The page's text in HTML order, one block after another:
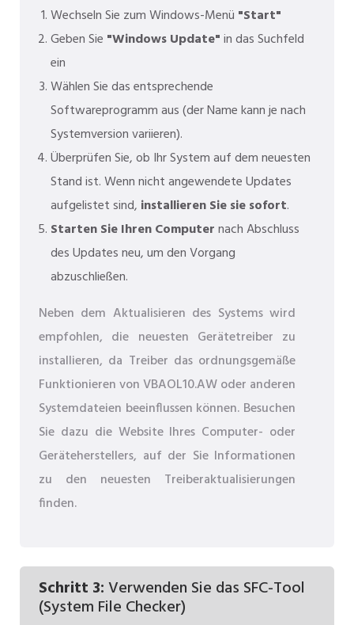
Wechseln Sie zum Windows-Menü "Start"
Geben Sie "Windows Update"in das Suchfeld
ein
Wählen Sie das entsprechende
Softwareprogramm aus (der Name kann je nach
Systemversion variieren).
Überprüfen Sie, ob Ihr System auf dem neuesten
Stand ist. Wenn nicht angewendete Updates
aufgelistet sind, installieren Sie sie sofort.
Starten Sie Ihren Computernach Abschluss
des Updates neu, um den Vorgang
abzuschließen.
Neben dem Aktualisieren des Systems wird
empfohlen, die neuesten Gerätetreiber zu
installieren, da Treiber das ordnungsgemäße
Funktionieren von VBAOL10.AW oder anderen
Systemdateien beeinflussen können. Besuchen
Sie dazu die Website Ihres Computer- oder
Geräteherstellers, auf der Sie Informationen
zu den neuesten Treiberaktualisierungen
finden.
Schritt 3:Verwenden Sie das SFC-Tool
(System File Checker)